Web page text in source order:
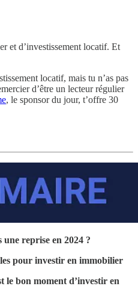
et d’investissement locatif. Et
locatif, mais tu n’as pas
d’être un lecteur régulier
, le sponsor du jour, t’offre 30
reprise en 2024 ?
pour investir en immobilier
le bon moment d’investir en